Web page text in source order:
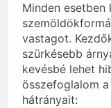
Minden esetben
vastagot.
szürkésebb
kevésbé lehet
összefoglalom
hátrányait: